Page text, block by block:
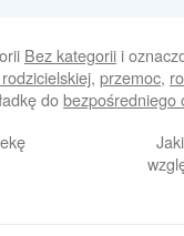
Bez kategorii i
, przemoc,
dobezpośredniego